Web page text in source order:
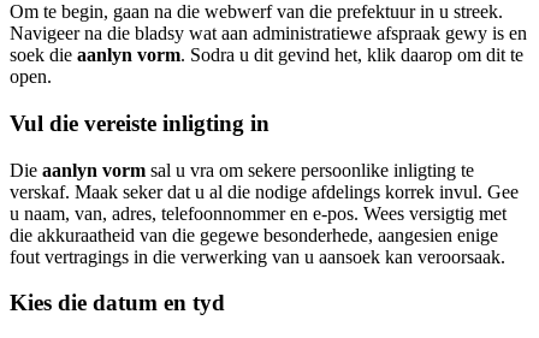
Om te begin, gaan na die webwerf van die prefektuur in u streek.
Navigeer na die bladsy wat aan administratiewe afspraak gewy is en
soek die aanlyn vorm. Sodra u dit gevind het, klik daarop om dit te
open.
Vul die vereiste inligting in
Die aanlyn vorm sal u vra om sekere persoonlike inligting te
verskaf. Maak seker dat u al die nodige afdelings korrek invul. Gee
u naam, van, adres, telefoonnommer en e-pos. Wees versigtig met
die akkuraatheid van die gegewe besonderhede, aangesien enige
fout vertragings in die verwerking van u aansoek kan veroorsaak.
Kies die datum en tyd